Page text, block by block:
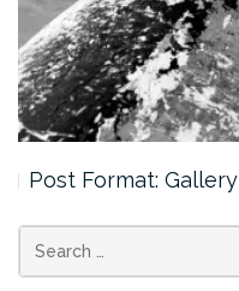
Post Format: Gallery
Search